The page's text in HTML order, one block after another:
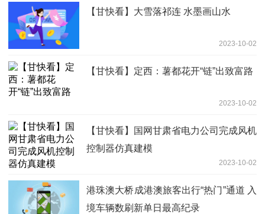
【甘快看】大雪落祁连 水墨画山水
2023-10-02
【甘快看】定西：薯都花开“链”出致富路
2023-10-02
【甘快看】国网甘肃省电力公司完成风机
控制器仿真建模
2023-10-02
港珠澳大桥成港澳旅客出行“热门”通道 入
境车辆数刷新单日最高纪录